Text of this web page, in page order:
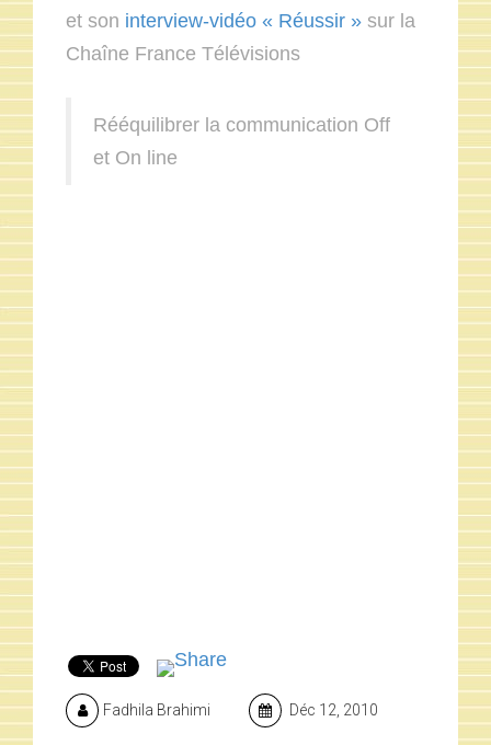
et son interview-vidéo « Réussir » sur la
Chaîne France Télévisions
Rééquilibrer la communication Off
et On line
Fadhila Brahimi Déc 12, 2010